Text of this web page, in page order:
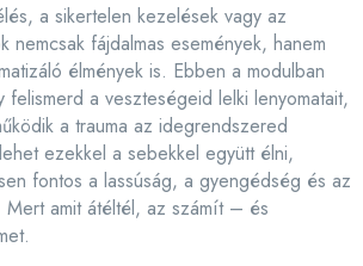
a sikertelen kezelések vagy az
nemcsak fájdalmas események, hanem
élmények is. Ebben a modulban
a veszteségeid lelki lenyomatait,
a trauma az idegrendszered
ezekkel a sebekkel együtt élni,
fontos a lassúság, a gyengédség és az
amit átéltél, az számít – és